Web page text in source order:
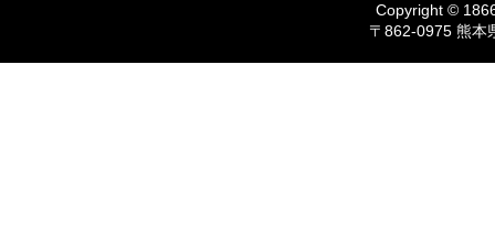
Copyright ©
〒862-0975 熊本